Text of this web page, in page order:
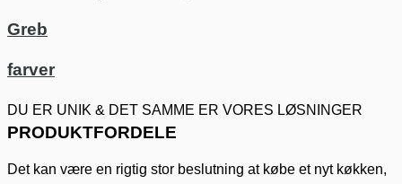
Greb
farver
DU ER UNIK & DET SAMME ER VORES LØSNINGER
PRODUKTFORDELE
Det kan være en rigtig stor beslutning at købe et nyt køkken,